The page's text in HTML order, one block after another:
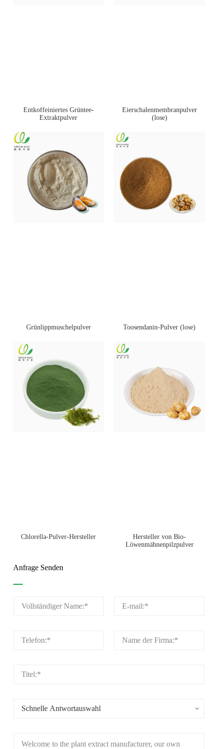
Entkoffeiniertes Grüntee-
Extraktpulver
Eierschalenmembranpulver
(lose)
Grünlippmuschelpulver Toosendanin-Pulver (lose)
Chlorella-Pulver-Hersteller
Hersteller von Bio-
Löwenmähnenpilzpulver
Anfrage Senden